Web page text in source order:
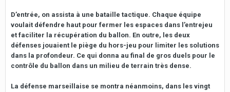
D’entrée, on assista à une bataille tactique. Chaque équipe
voulait défendre haut pour fermer les espaces dans l’entrejeu
et faciliter la récupération du ballon. En outre, les deux
défenses jouaient le piège du hors-jeu pour limiter les solutions
dans la profondeur. Ce qui donna au final de gros duels pour le
contrôle du ballon dans un milieu de terrain très dense.
La défense marseillaise se montra néanmoins, dans les vingt